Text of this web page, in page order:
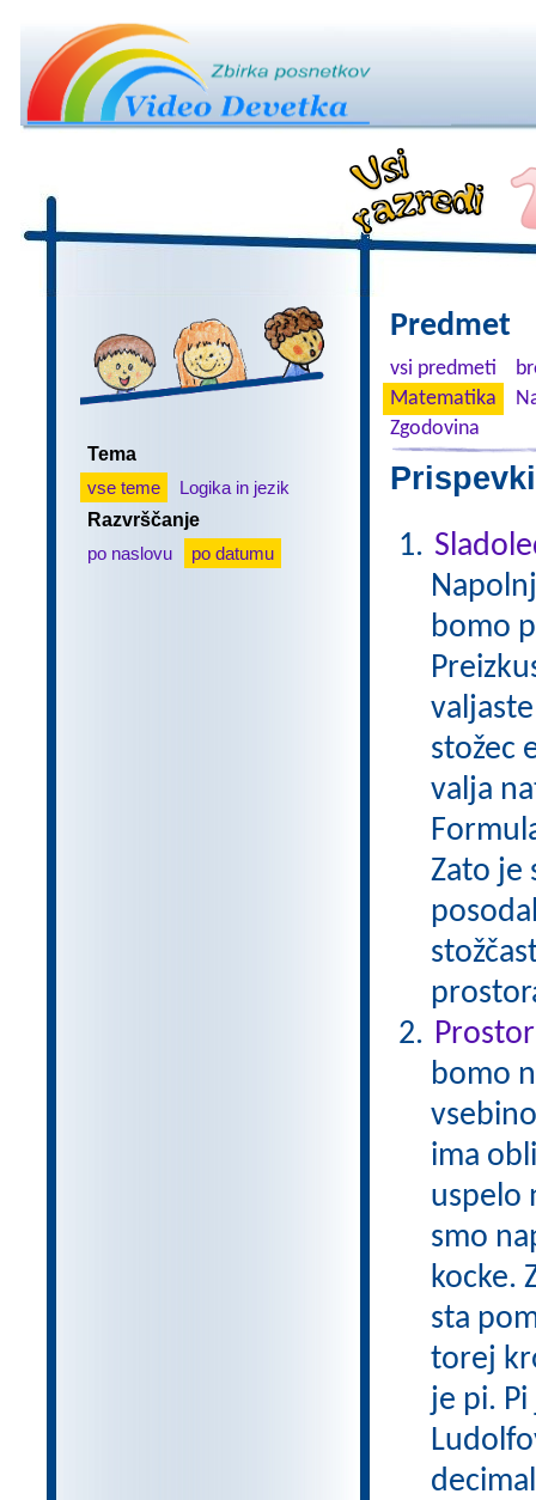
Tema
vse teme
Logika in jezik
Razvrščanje
po naslovu
po datumu
Predmet
vsi predmeti
Matematika
Zgodovina
bomo
stožec
valja
Zato je
bomo
ima
uspelo
smo
kocke.
sta
torej
je pi.